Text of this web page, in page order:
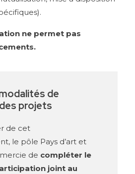
ne permet pas
de
projets
de cet
le pôle Pays d’art et
de compléter le
joint au